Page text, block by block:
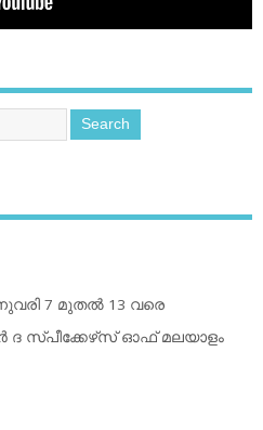
7 മുതല്‍ 13 വരെ
ദ സ്പീക്കേഴ്‌സ് ഓഫ് മലയാളം